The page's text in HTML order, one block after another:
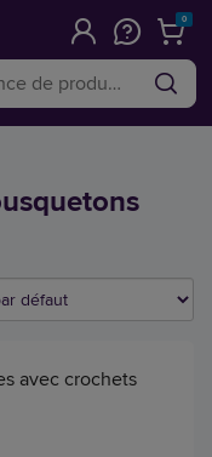
0
avec crochets